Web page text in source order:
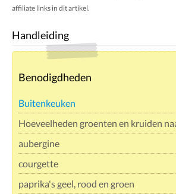
affiliate links in dit artikel.
Handleiding
Benodigdheden
Buitenkeuken
Hoeveelheden groenten en kruiden
aubergine
courgette
paprika's geel, rood en groen